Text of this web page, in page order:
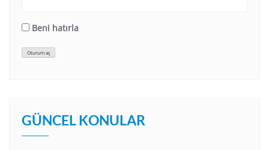
Beni hatırla
Oturum aç
GÜNCEL KONULAR